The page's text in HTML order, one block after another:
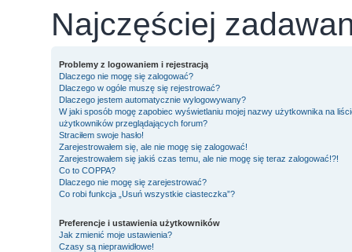
Najczęściej
Problemy z logowaniem i rejestracją
Dlaczego nie mogę się zalogować?
Dlaczego w ogóle muszę się rejestrować?
Dlaczego jestem automatycznie wylogowywany?
W jaki sposób mogę zapobiec wyświetlaniu mojej nazwy użytkownika na
użytkowników przeglądających forum?
Straciłem swoje hasło!
Zarejestrowałem się, ale nie mogę się zalogować!
Zarejestrowałem się jakiś czas temu, ale nie mogę się teraz zalogować!?!
Co to COPPA?
Dlaczego nie mogę się zarejestrować?
Co robi funkcja „Usuń wszystkie ciasteczka”?
Preferencje i ustawienia użytkowników
Jak zmienić moje ustawienia?
Czasy są nieprawidłowe!